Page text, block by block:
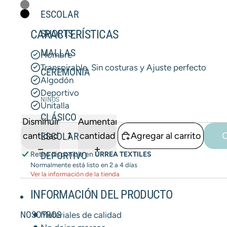
ESCOLAR
SHORTS
MALLAS
CEREMONIA
NIÑOS
CLÁSICO
ESCOLAR
DEPORTIVO
NOSOTROS
CARACTERÍSTICAS
Hombre
Transpirable, Sin costuras y Ajuste perfecto
Algodón
Deportivo
Unitalla
Disminuir
cantidad
Aumentar
cantidad
Agregar al carrito
Retiro disponible en URREA TEXTILES
Normalmente está listo en 2 a 4 días
Ver la información de la tienda
INFORMACIÓN DEL PRODUCTO
Materiales de calidad